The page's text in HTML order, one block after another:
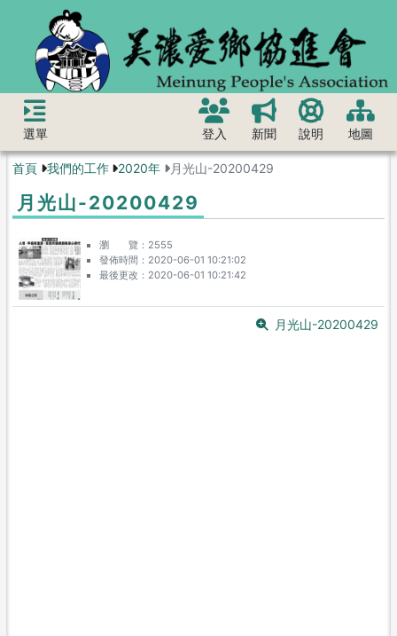
選單 登入 新聞 說明 地圖
首頁 我們的工作 2020年 月光山-20200429
月光山-20200429
瀏 覽
2555
發佈時間
2020-06-01 10:21:02
最後更改
2020-06-01 10:21:42
月光山-20200429